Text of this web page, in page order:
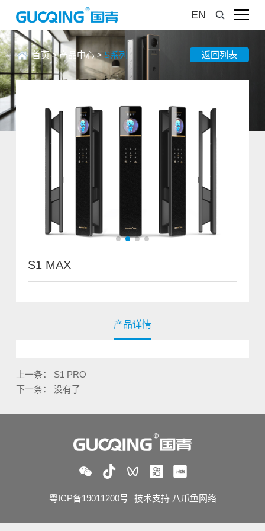
EN
首页>产品中心> S系列 返回列表
S1 MAX
产品详情
上一条： S1 PRO
下一条： 没有了
粤ICP备19011200号 技术支持 八爪鱼网络